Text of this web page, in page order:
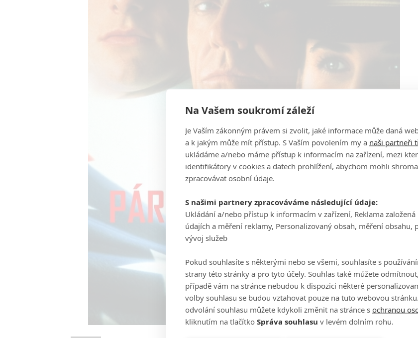
Na Vašem soukromí záleží
Je Vaším zákonným právem si zvolit, jaké informace může daná
a k jakým může mít přístup. S Vaším povolením my a naši partneři
ukládáme a/nebo máme přístup k informacím na zařízení, mezi
identifikátory v cookies a datech prohlížení, abychom mohli
zpracovávat osobní údaje.
S našimi partnery zpracováváme následující údaje:
Ukládání a/nebo přístup k informacím v zařízení, Reklama založená
údajích a měření reklamy, Personalizovaný obsah, měření obsahu,
vývoj služeb
Pokud souhlasíte s některými nebo se všemi, souhlasíte s
strany této stránky a pro tyto účely. Souhlas také můžete
případě vám na stránce nebudou k dispozici některé
volby souhlasu se budou vztahovat pouze na tuto webovou
odvolání souhlasu můžete kdykoli změnit na stránce s ochranou
kliknutím na tlačítko Správa souhlasu v levém dolním rohu.